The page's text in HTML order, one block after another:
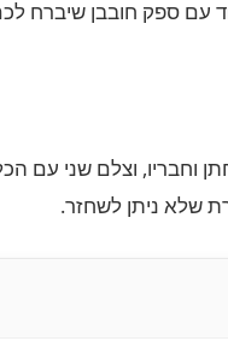
עם ספק חובבן שיברח
וחבריו, וצלם שני עם
שלא ניתן לשחזר.